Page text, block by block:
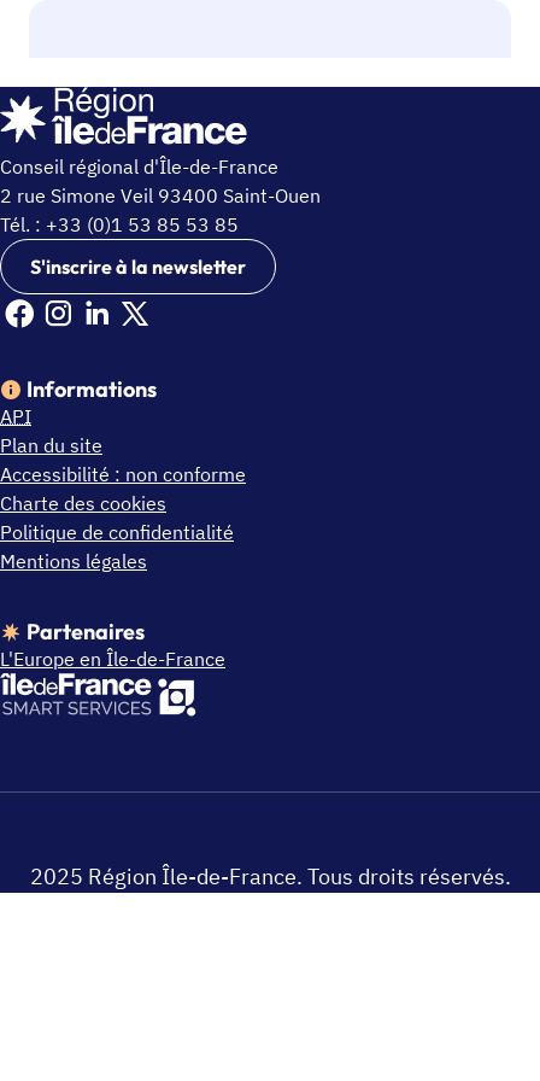
Conseil régional d'Île-de-France
2 rue Simone Veil 93400 Saint-Ouen
Tél. : +33 (0)1 53 85 53 85
S'inscrire à la newsletter
Facebook Ile de France (nouvelle fenêtre)
Instagram Ile de France (nouvelle fenêtre)
Linkedin Ile de France (nouvelle fenêtre)
X Ile de France (nouvelle fenêtre)
Informations
API
Plan du site
Accessibilité : non conforme
Charte des cookies
Politique de confidentialité
Mentions légales
Partenaires
L'Europe en Île-de-France
2025 Région Île-de-France. Tous droits réservés.